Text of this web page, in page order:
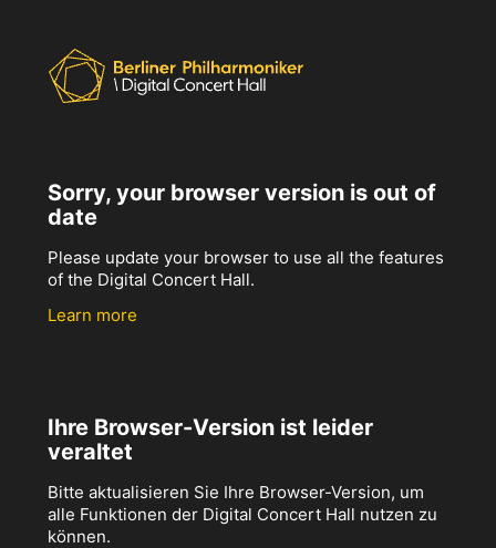
Sorry, your browser version is out of
date
Please update your browser to use all the features
of the Digital Concert Hall.
Learn more
Ihre Browser-Version ist leider
veraltet
Bitte aktualisieren Sie Ihre Browser-Version, um
alle Funktionen der Digital Concert Hall nutzen zu
können.